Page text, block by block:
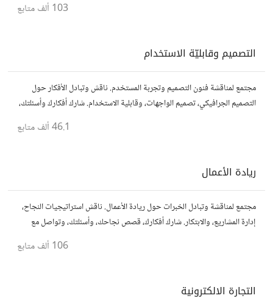
103 ألف متابع
التصميم وقابليّة الاستخدام
مجتمع لمناقشة فنون التصميم وتجربة المستخدم. ناقش وتبادل الأفكار حول
التصميم الجرافيكي، تصميم الواجهات، وقابلية الاستخدام. شارك أفكارك وأسئلتك،
وتواصل مع مصممين ومتخصصين في تحسين تجربة المستخدم.
46.1 ألف متابع
ريادة الأعمال
مجتمع لمناقشة وتبادل الخبرات حول ريادة الأعمال. ناقش استراتيجيات النجاح،
إدارة المشاريع، والابتكار. شارك أفكارك، قصص نجاحك، وأسئلتك، وتواصل مع
106 ألف متابع
التجارة الالكترونية